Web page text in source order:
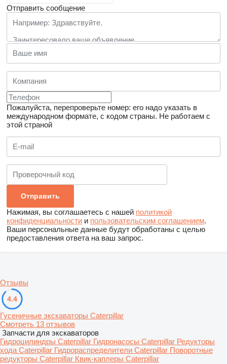
Отправить сообщение
Пожалуйста, перепроверьте номер: его надо указать в
международном формате, с кодом страны. Не работаем с
этой страной
Нажимая, вы соглашаетесь с нашей политикой
конфиденциальности и пользовательским соглашением.
Ваши персональные данные будут обработаны с целью
предоставления ответа на ваш запрос.
Отзывы
4.4
Гусеничные экскаваторы Caterpillar
Смотреть 13 отзывов
Запчасти для экскаваторов
Гидроцилиндры Caterpillar Гидронасосы Caterpillar Редукторы
хода Caterpillar Гидрораспределители Caterpillar Поворотные
редукторы Caterpillar Квик-каплеры Caterpillar